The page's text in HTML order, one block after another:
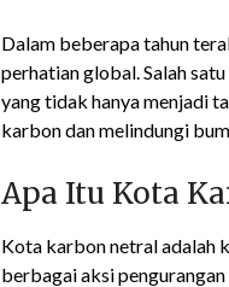
Dalam beberapa tahun
perhatian global. Salah
yang tidak hanya menjadi
karbon dan melindungi
Apa Itu Kota
Kota karbon netral adalah
berbagai aksi